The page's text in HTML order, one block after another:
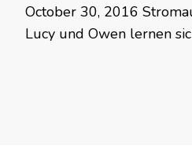
October 30, 2016
Lucy und Owen lernen